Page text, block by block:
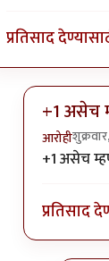
प्रतिसाद
+1 असेच
आरोही
In reply
+1 असेच
प्रतिसाद